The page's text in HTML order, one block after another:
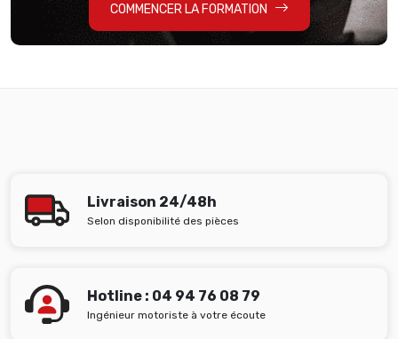
COMMENCER LA FORMATION
Livraison 24/48h
Selon disponibilité des pièces
Hotline : 04 94 76 08 79
Ingénieur motoriste à votre écoute